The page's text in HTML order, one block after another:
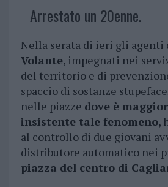
Arrestato un 20enne.
Nella serata di ieri gli agenti
Volante, impegnati nei
del territorio e di
spaccio di sostanze
nelle piazze dove è
insistente tale fenomeno,
al controllo di due giovani
distributore automatico nei
piazza del centro di